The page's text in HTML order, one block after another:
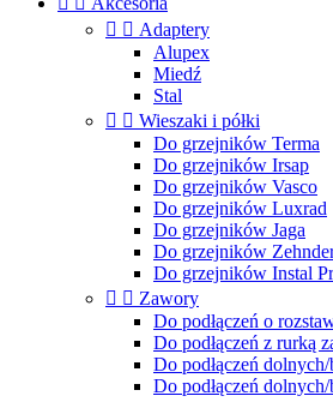
  Adaptery
Alupex
Miedź
Stal
  Wieszaki i półki
Do grzejników Terma
Do grzejników Irsap
Do grzejników Vasco
Do grzejników Luxrad
Do grzejników Jaga
Do grzejników
Do grzejników Instal
  Zawory
Do podłączeń o
Do podłączeń z rurką
Do podłączeń
Do podłączeń